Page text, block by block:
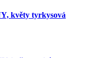
květy tyrkysová